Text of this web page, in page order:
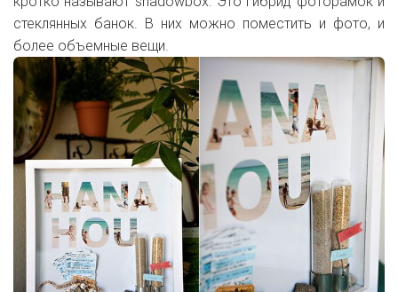
стеклянных банок. В них можно поместить и фото, и
более объемные вещи.